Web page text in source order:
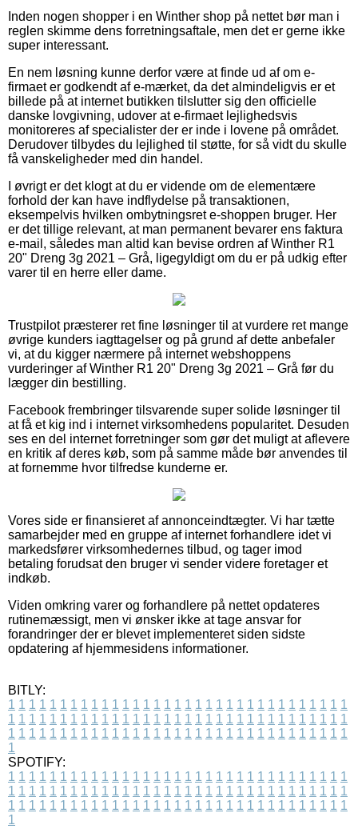
Inden nogen shopper i en Winther shop på nettet bør man i
reglen skimme dens forretningsaftale, men det er gerne ikke
super interessant.
En nem løsning kunne derfor være at finde ud af om e-
firmaet er godkendt af e-mærket, da det almindeligvis er et
billede på at internet butikken tilslutter sig den officielle
danske lovgivning, udover at e-firmaet lejlighedsvis
monitoreres af specialister der er inde i lovene på området.
Derudover tilbydes du lejlighed til støtte, for så vidt du skulle
få vanskeligheder med din handel.
I øvrigt er det klogt at du er vidende om de elementære
forhold der kan have indflydelse på transaktionen,
eksempelvis hvilken ombytningsret e-shoppen bruger. Her
er det tillige relevant, at man permanent bevarer ens faktura
e-mail, således man altid kan bevise ordren af Winther R1
20" Dreng 3g 2021 – Grå, ligegyldigt om du er på udkig efter
varer til en herre eller dame.
Trustpilot præsterer ret fine løsninger til at vurdere ret mange
øvrige kunders iagttagelser og på grund af dette anbefaler
vi, at du kigger nærmere på internet webshoppens
vurderinger af Winther R1 20" Dreng 3g 2021 – Grå før du
lægger din bestilling.
Facebook frembringer tilsvarende super solide løsninger til
at få et kig ind i internet virksomhedens popularitet. Desuden
ses en del internet forretninger som gør det muligt at aflevere
en kritik af deres køb, som på samme måde bør anvendes til
at fornemme hvor tilfredse kunderne er.
Vores side er finansieret af annonceindtægter. Vi har tætte
samarbejder med en gruppe af internet forhandlere idet vi
markedsfører virksomhedernes tilbud, og tager imod
betaling forudsat den bruger vi sender videre foretager et
indkøb.
Viden omkring varer og forhandlere på nettet opdateres
rutinemæssigt, men vi ønsker ikke at tage ansvar for
forandringer der er blevet implementeret siden sidste
opdatering af hjemmesidens informationer.
BITLY:
1 1 1 1 1 1 1 1 1 1 1 1 1 1 1 1 1 1 1 1 1 1 1 1 1 1 1 1 1 1 1 1 1
1 1 1 1 1 1 1 1 1 1 1 1 1 1 1 1 1 1 1 1 1 1 1 1 1 1 1 1 1 1 1 1 1
1 1 1 1 1 1 1 1 1 1 1 1 1 1 1 1 1 1 1 1 1 1 1 1 1 1 1 1 1 1 1 1 1
1
SPOTIFY:
1 1 1 1 1 1 1 1 1 1 1 1 1 1 1 1 1 1 1 1 1 1 1 1 1 1 1 1 1 1 1 1 1
1 1 1 1 1 1 1 1 1 1 1 1 1 1 1 1 1 1 1 1 1 1 1 1 1 1 1 1 1 1 1 1 1
1 1 1 1 1 1 1 1 1 1 1 1 1 1 1 1 1 1 1 1 1 1 1 1 1 1 1 1 1 1 1 1 1
1